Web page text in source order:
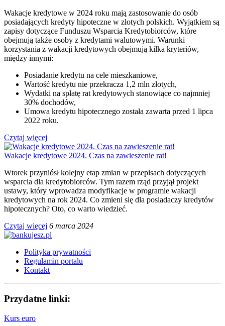
Wakacje kredytowe w 2024 roku mają zastosowanie do osób
posiadających kredyty hipoteczne w złotych polskich. Wyjątkiem są
zapisy dotyczące Funduszu Wsparcia Kredytobiorców, które
obejmują także osoby z kredytami walutowymi. Warunki
korzystania z wakacji kredytowych obejmują kilka kryteriów,
między innymi:
Posiadanie kredytu na cele mieszkaniowe,
Wartość kredytu nie przekracza 1,2 mln złotych,
Wydatki na spłatę rat kredytowych stanowiące co najmniej
30% dochodów,
Umowa kredytu hipotecznego została zawarta przed 1 lipca
2022 roku.
Czytaj więcej
Wakacje kredytowe 2024. Czas na zawieszenie rat!
Wtorek przyniósł kolejny etap zmian w przepisach dotyczących
wsparcia dla kredytobiorców. Tym razem rząd przyjął projekt
ustawy, który wprowadza modyfikacje w programie wakacji
kredytowych na rok 2024. Co zmieni się dla posiadaczy kredytów
hipotecznych? Oto, co warto wiedzieć.
Czytaj więcej 6 marca 2024
Polityka prywatności
Regulamin portalu
Kontakt
Przydatne linki:
Kurs euro